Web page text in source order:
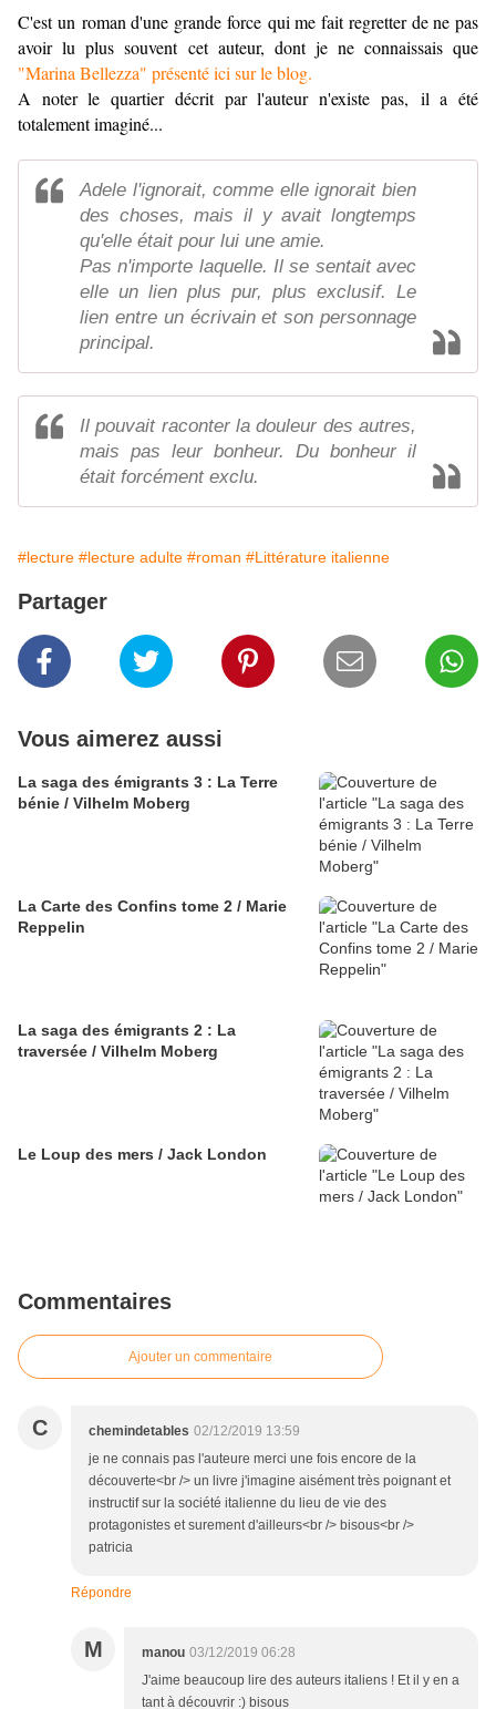
C'est un roman d'une grande force qui me fait regretter de ne pas
avoir lu plus souvent cet auteur, dont je ne connaissais que
"Marina Bellezza" présenté ici sur le blog.
A noter le quartier décrit par l'auteur n'existe pas, il a été
totalement imaginé...
Adele l'ignorait, comme elle ignorait bien
des choses, mais il y avait longtemps
qu'elle était pour lui une amie.
Pas n'importe laquelle. Il se sentait avec
elle un lien plus pur, plus exclusif. Le
lien entre un écrivain et son personnage
principal.
Il pouvait raconter la douleur des autres,
mais pas leur bonheur. Du bonheur il
était forcément exclu.
#lecture #lecture adulte #roman #Littérature italienne
Partager
Vous aimerez aussi
La saga des émigrants 3 : La Terre
bénie / Vilhelm Moberg
La Carte des Confins tome 2 / Marie
Reppelin
La saga des émigrants 2 : La
traversée / Vilhelm Moberg
Le Loup des mers / Jack London
Commentaires
Ajouter un commentaire
C chemindetables 02/12/2019 13:59
je ne connais pas l'auteure merci une fois encore de la
découverte<br /> un livre j'imagine aisément très poignant et
instructif sur la société italienne du lieu de vie des
protagonistes et surement d'ailleurs<br /> bisous<br />
patricia
Répondre
M manou 03/12/2019 06:28
J'aime beaucoup lire des auteurs italiens ! Et il y en a
tant à découvrir :) bisous